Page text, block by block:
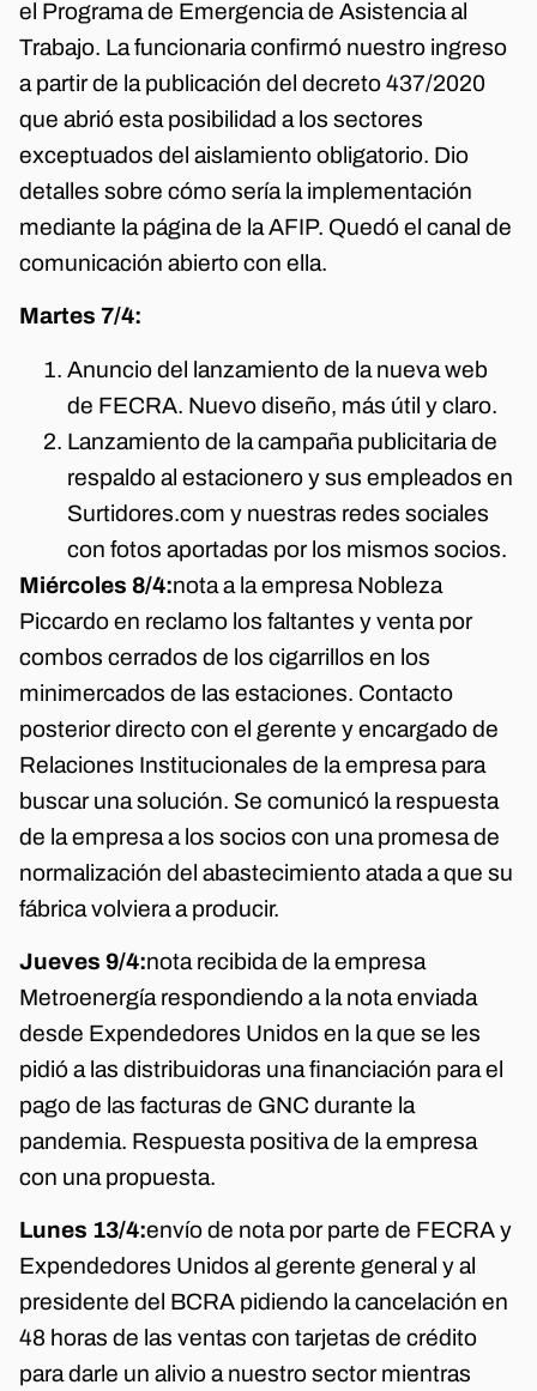
el Programa de Emergencia de Asistencia al
Trabajo. La funcionaria confirmó nuestro ingreso
a partir de la publicación del decreto 437/2020
que abrió esta posibilidad a los sectores
exceptuados del aislamiento obligatorio. Dio
detalles sobre cómo sería la implementación
mediante la página de la AFIP. Quedó el canal de
comunicación abierto con ella.
Martes 7/4:
Anuncio del lanzamiento de la nueva web
de FECRA. Nuevo diseño, más útil y claro.
Lanzamiento de la campaña publicitaria de
respaldo al estacionero y sus empleados en
Surtidores.com y nuestras redes sociales
con fotos aportadas por los mismos socios.
Miércoles 8/4:nota a la empresa Nobleza
Piccardo en reclamo los faltantes y venta por
combos cerrados de los cigarrillos en los
minimercados de las estaciones. Contacto
posterior directo con el gerente y encargado de
Relaciones Institucionales de la empresa para
buscar una solución. Se comunicó la respuesta
de la empresa a los socios con una promesa de
normalización del abastecimiento atada a que su
fábrica volviera a producir.
Jueves 9/4:nota recibida de la empresa
Metroenergía respondiendo a la nota enviada
desde Expendedores Unidos en la que se les
pidió a las distribuidoras una financiación para el
pago de las facturas de GNC durante la
pandemia. Respuesta positiva de la empresa
con una propuesta.
Lunes 13/4:envío de nota por parte de FECRA y
Expendedores Unidos al gerente general y al
presidente del BCRA pidiendo la cancelación en
48 horas de las ventas con tarjetas de crédito
para darle un alivio a nuestro sector mientras